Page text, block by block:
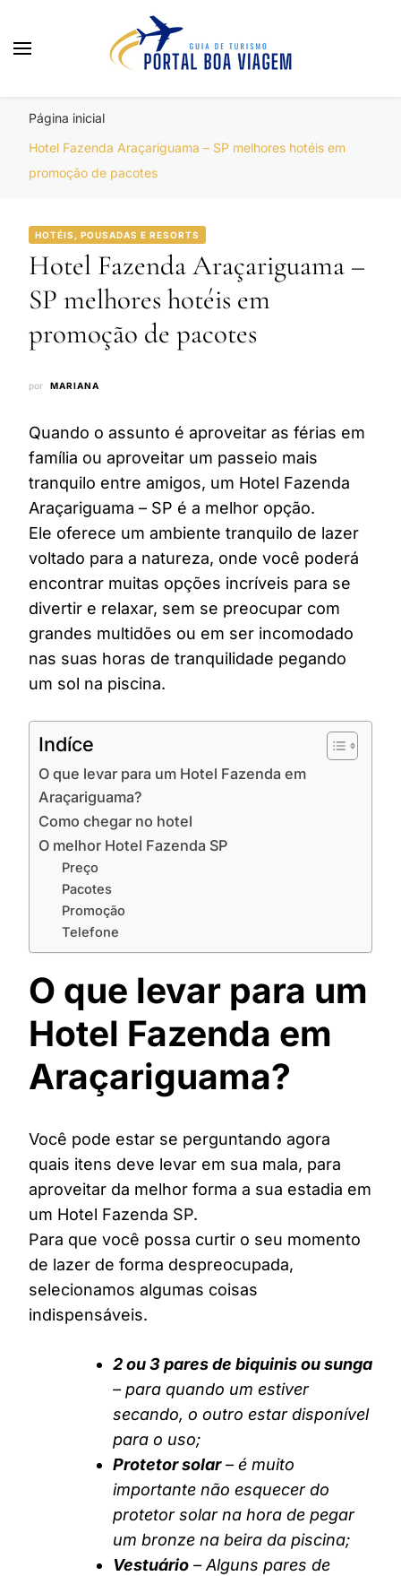
Página inicial
Hotel Fazenda Araçariguama – SP melhores hotéis em
promoção de pacotes
HOTÉIS, POUSADAS E RESORTS
Hotel Fazenda Araçariguama –
SP melhores hotéis em
promoção de pacotes
por MARIANA
Quando o assunto é aproveitar as férias em
família ou aproveitar um passeio mais
tranquilo entre amigos, um Hotel Fazenda
Araçariguama – SP é a melhor opção.
Ele oferece um ambiente tranquilo de lazer
voltado para a natureza, onde você poderá
encontrar muitas opções incríveis para se
divertir e relaxar, sem se preocupar com
grandes multidões ou em ser incomodado
nas suas horas de tranquilidade pegando
um sol na piscina.
Indíce
O que levar para um Hotel Fazenda em
Araçariguama?
Como chegar no hotel
O melhor Hotel Fazenda SP
Preço
Pacotes
Promoção
Telefone
O que levar para um
Hotel Fazenda em
Araçariguama?
Você pode estar se perguntando agora
quais itens deve levar em sua mala, para
aproveitar da melhor forma a sua estadia em
um Hotel Fazenda SP.
Para que você possa curtir o seu momento
de lazer de forma despreocupada,
selecionamos algumas coisas
indispensáveis.
2 ou 3 pares de biquinis ou sunga
– para quando um estiver
secando, o outro estar disponível
para o uso;
Protetor solar– é muito
importante não esquecer do
protetor solar na hora de pegar
um bronze na beira da piscina;
Vestuário – Alguns pares de